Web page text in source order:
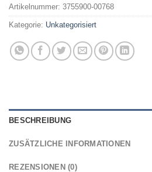
Artikelnummer: 3755900-00768
Kategorie: Unkategorisiert
BESCHREIBUNG
ZUSÄTZLICHE INFORMATIONEN
REZENSIONEN (0)